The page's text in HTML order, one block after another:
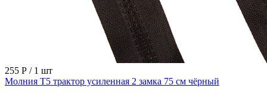
255 Р / 1 шт
Молния Т5 трактор усиленная 2 замка 75 см чёрный